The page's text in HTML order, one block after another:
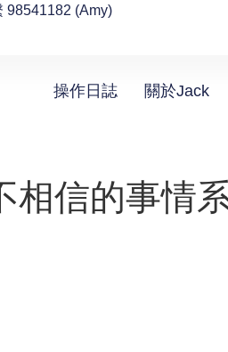
98541182 (Amy)
操作日誌 關於Jack
相信的事情